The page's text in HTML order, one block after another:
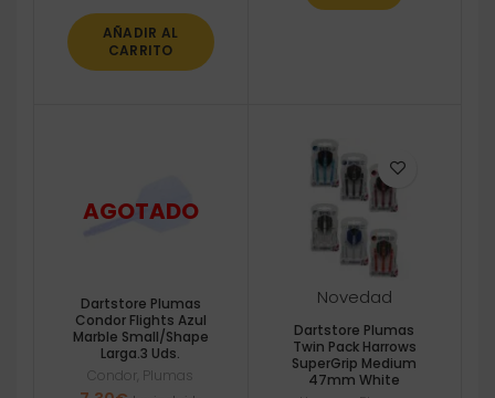
AÑADIR AL
CARRITO
Dartstore Plumas
Condor Flights Azul
Marble Small/Shape
Larga.3 Uds.
Condor Plumas
Novedad
Dartstore Plumas
Twin Pack Harrows
SuperGrip Medium
47mm White